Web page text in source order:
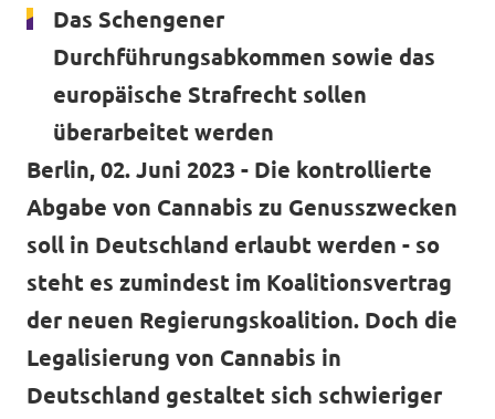
Datenschutz
Impressum
Das Schengener
Durchführungsabkommen sowie das
europäische Strafrecht sollen
überarbeitet werden
Berlin, 02. Juni 2023 - Die kontrollierte
Abgabe von Cannabis zu Genusszwecken
soll in Deutschland erlaubt werden - so
steht es zumindest im Koalitionsvertrag
der neuen Regierungskoalition. Doch die
Legalisierung von Cannabis in
Deutschland gestaltet sich schwieriger